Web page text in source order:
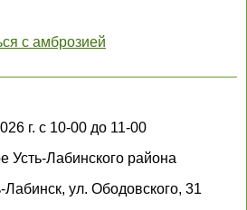
с амброзией
г. с 10-00 до 11-00
Усть-Лабинского района
Лабинск, ул. Ободовского, 31